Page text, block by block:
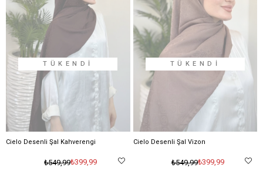
TÜKENDI
Cielo Desenli Şal Kahverengi
₺399,99
₺549,99
TÜKENDI
Cielo Desenli Şal Vizon
₺399,99
₺549,99